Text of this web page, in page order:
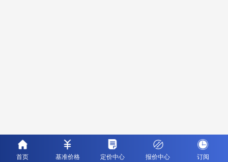
首页 基准价格 定价中心 报价中心 订阅